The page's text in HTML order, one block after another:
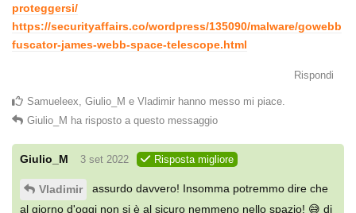
proteggersi/
https://securityaffairs.co/wordpress/135090/malware/gowebb
fuscator-james-webb-space-telescope.html
Rispondi
Samueleex Giulio_M e Vladimir hanno messo mi piace
Giulio_M ha risposto a questo messaggio
Giulio_M 3 set 2022 Risposta migliore
Vladimir
assurdo davvero! Insomma potremmo dire che
al giorno d'oggi non si è al sicuro nemmeno nello spazio! 😅 di